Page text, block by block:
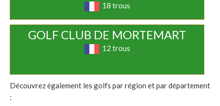
18 trous
GOLF CLUB DE MORTEMART
12 trous
Découvrez également les golfs par région et par département
: